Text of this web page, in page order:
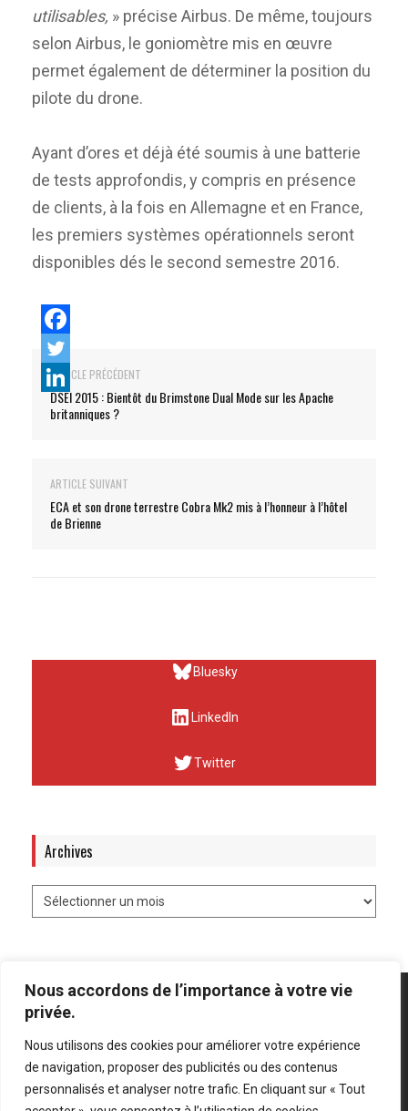
Nous accordons de l’importance à votre vie
privée.
Nous utilisons des cookies pour améliorer votre expérience
de navigation, proposer des publicités ou des contenus
personnalisés et analyser notre trafic. En cliquant sur « Tout
utilisables, » précise Airbus. De même, toujours
selon Airbus, le goniomètre mis en œuvre
permet également de déterminer la position du
pilote du drone.
Ayant d’ores et déjà été soumis à une batterie
de tests approfondis, y compris en présence
de clients, à la fois en Allemagne et en France,
les premiers systèmes opérationnels seront
disponibles dés le second semestre 2016.
ARTICLE PRÉCÉDENT
DSEI 2015 : Bientôt du Brimstone Dual Mode sur les Apache
britanniques ?
ARTICLE SUIVANT
ECA et son drone terrestre Cobra Mk2 mis à l’honneur à l’hôtel
de Brienne
Bluesky
LinkedIn
Twitter
Archives
Mentions légales Politique de confidentialité